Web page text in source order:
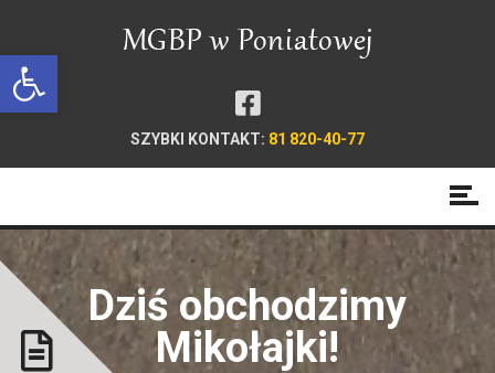
Open toolbar
SZYBKI KONTAKT: 81 820-40-77
Dziś obchodzimy
Mikołajki!